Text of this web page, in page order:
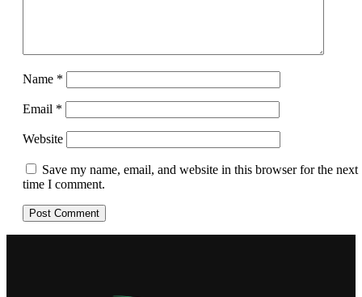
Name *
Email *
Website
Save my name, email, and website in this browser for the next
time I comment.